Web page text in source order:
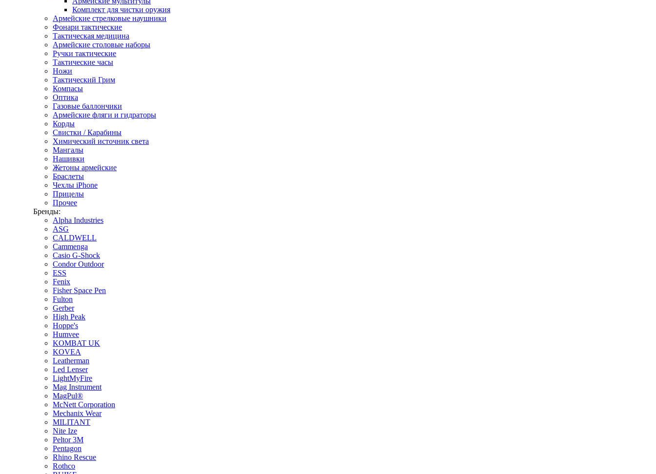
Комплект для чистки оружия
Армейские стрелковые наушники
Фонари тактические
Тактическая медицина
Армейские столовые наборы
Ручки тактические
Тактические часы
Ножи
Тактический Грим
Компасы
Оптика
Газовые баллончики
Армейские фляги и гидраторы
Корды
Свистки / Карабины
Химический источник света
Мангалы
Нашивки
Жетоны армейские
Браслеты
Чехлы iPhone
Прицелы
Прочее
Бренды:
Alpha Industries
ASG
CALDWELL
Cammenga
Casio G-Shock
Condor Outdoor
ESS
Fenix
Fisher Space Pen
Fulton
Gerber
High Peak
Hoppe's
Humvee
KOMBAT UK
KOVEA
Leatherman
Led Lenser
LightMyFire
Mag Instrument
MagPul®
McNett Corporation
Mechanix Wear
MILITANT
Nite Ize
Peltor 3M
Pentagon
Rhino Rescue
Rothco